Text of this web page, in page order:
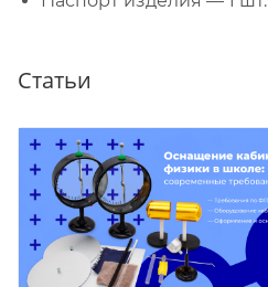
Статьи